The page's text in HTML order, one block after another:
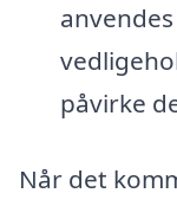
påvirke
Når det